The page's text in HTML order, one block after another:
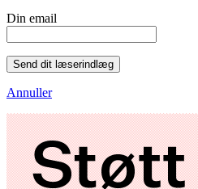
Din email
Send dit læserindlæg
Annuller